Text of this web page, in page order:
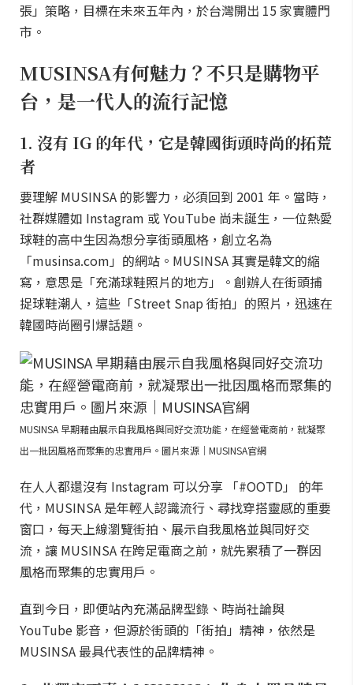
張」策略，目標在未來五年內，於台灣開出 15 家實體門
市。
MUSINSA有何魅力？不只是購物平
台，是一代人的流行記憶
1. 沒有 IG 的年代，它是韓國街頭時尚的拓荒
者
要理解 MUSINSA 的影響力，必須回到 2001 年。當時，
社群媒體如 Instagram 或 YouTube 尚未誕生，一位熱愛
球鞋的高中生因為想分享街頭風格，創立名為
「musinsa.com」的網站。MUSINSA 其實是韓文的縮
寫，意思是「充滿球鞋照片的地方」。創辦人在街頭捕
捉球鞋潮人，這些「Street Snap 街拍」的照片，迅速在
韓國時尚圈引爆話題。
MUSINSA 早期藉由展示自我風格與同好交流功能，在經營電商前，就凝聚
出一批因風格而聚集的忠實用戶。圖片來源｜MUSINSA官網
在人人都還沒有 Instagram 可以分享 「#OOTD」 的年
代，MUSINSA 是年輕人認識流行、尋找穿搭靈感的重要
窗口，每天上線瀏覽街拍、展示自我風格並與同好交
流，讓 MUSINSA 在跨足電商之前，就先累積了一群因
風格而聚集的忠實用戶。
直到今日，即便站內充滿品牌型錄、時尚社論與
YouTube 影音，但源於街頭的「街拍」精神，依然是
MUSINSA 最具代表性的品牌精神。